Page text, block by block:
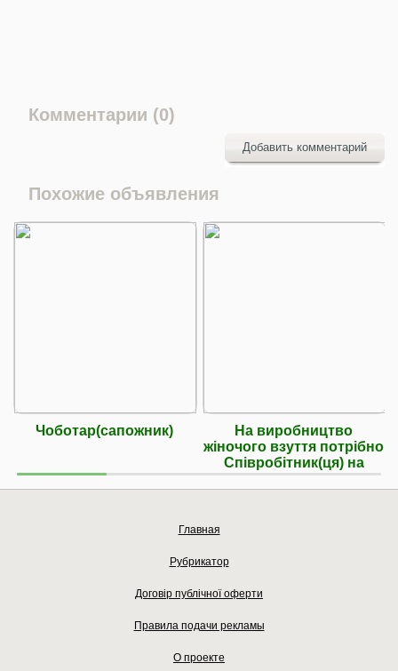
Комментарии (0)
Добавить комментарий
Похожие объявления
Чоботар(сапожник)
На виробництво
жіночого взуття потрібно
Співробітник(ця) на
Главная
Рубрикатор
Договір публічної оферти
Правила подачи рекламы
О проекте